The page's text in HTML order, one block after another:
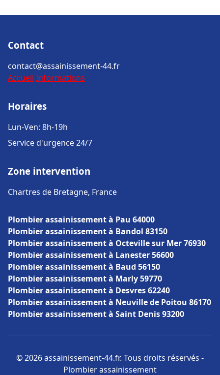
Contact
contact@assainissement-44.fr
Accueil Informations
Horaires
Lun-Ven: 8h-19h
Service d'urgence 24/7
Zone intervention
Chartres de Bretagne, France
Plombier assainissement à Pau 64000
Plombier assainissement à Bandol 83150
Plombier assainissement à Octeville sur Mer 76930
Plombier assainissement à Lanester 56600
Plombier assainissement à Baud 56150
Plombier assainissement à Marly 59770
Plombier assainissement à Desvres 62240
Plombier assainissement à Neuville de Poitou 86170
Plombier assainissement à Saint Denis 93200
© 2026 assainissement-44.fr. Tous droits réservés -
Plombier assainissement